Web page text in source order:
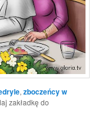
,zboczeńcy w
zakładkę do